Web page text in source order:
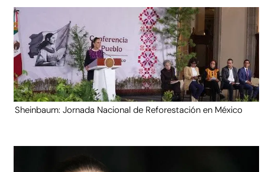
Sheinbaum: Jornada Nacional de Reforestación en México